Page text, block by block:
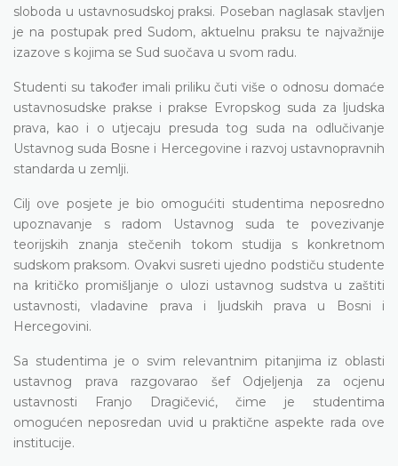
sloboda u ustavnosudskoj praksi. Poseban naglasak stavljen
je na postupak pred Sudom, aktuelnu praksu te najvažnije
izazove s kojima se Sud suočava u svom radu.
Studenti su također imali priliku čuti više o odnosu domaće
ustavnosudske prakse i prakse Evropskog suda za ljudska
prava, kao i o utjecaju presuda tog suda na odlučivanje
Ustavnog suda Bosne i Hercegovine i razvoj ustavnopravnih
standarda u zemlji.
Cilj ove posjete je bio omogućiti studentima neposredno
upoznavanje s radom Ustavnog suda te povezivanje
teorijskih znanja stečenih tokom studija s konkretnom
sudskom praksom. Ovakvi susreti ujedno podstiču studente
na kritičko promišljanje o ulozi ustavnog sudstva u zaštiti
ustavnosti, vladavine prava i ljudskih prava u Bosni i
Hercegovini.
Sa studentima je o svim relevantnim pitanjima iz oblasti
ustavnog prava razgovarao šef Odjeljenja za ocjenu
ustavnosti Franjo Dragičević, čime je studentima
omogućen neposredan uvid u praktične aspekte rada ove
institucije.